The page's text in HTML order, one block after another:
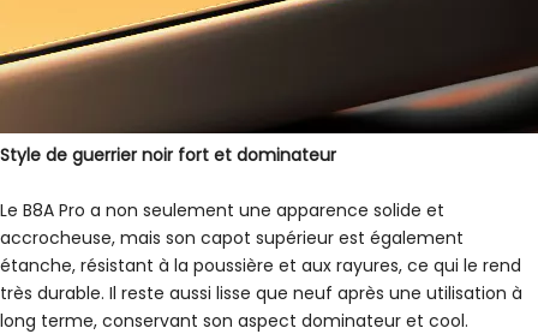
Style de guerrier noir fort et dominateur
Le B8A Pro a non seulement une apparence solide et
accrocheuse, mais son capot supérieur est également
étanche, résistant à la poussière et aux rayures, ce qui le rend
très durable. Il reste aussi lisse que neuf après une utilisation à
long terme, conservant son aspect dominateur et cool.